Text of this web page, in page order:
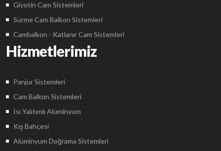
Giyotin Cam Sistemleri
Sürme Cam Balkon Sistemleri
Cambalkon - Katlanır Cam Sistemleri
Hizmetlerimiz
Panjur Sistemleri
Cam Balkon Sistemleri
Isı Yalıtımlı Alüminyum
Kış Bahçesi
Alüminyum Doğrama Sistemleri